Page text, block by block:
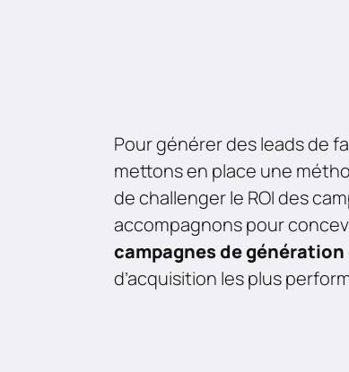
Pour générer des leads de
mettons en place une
de challenger le ROI des
accompagnons pour
campagnes degénération
d’acquisition les plus